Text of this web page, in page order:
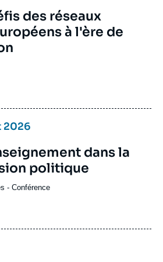
2025
africaines de
de la France dans un
des réseaux
à l'ère de
2026
dans la
politique
- Conférence